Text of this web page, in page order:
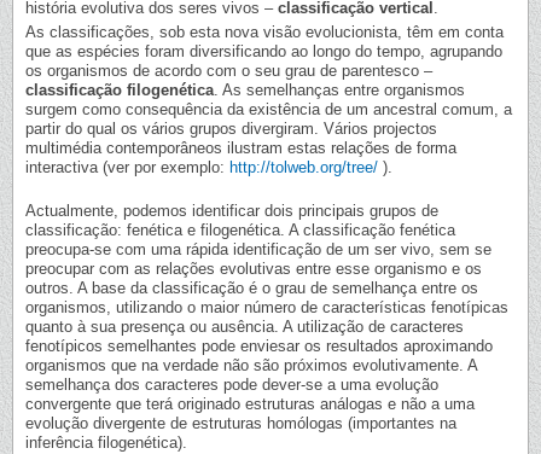
história evolutiva dos seres vivos – classificação vertical .
As classificações, sob esta nova visão evolucionista, têm em conta
que as espécies foram diversificando ao longo do tempo, agrupando
os organismos de acordo com o seu grau de parentesco –
classificação filogenética. As semelhanças entre organismos
surgem como consequência da existência de um ancestral comum, a
partir do qual os vários grupos divergiram. Vários projectos
multimédia contemporâneos ilustram estas relações de forma
interactiva (ver por exemplo: http://tolweb.org/tree/ ).
Actualmente, podemos identificar dois principais grupos de
classificação: fenética e filogenética. A classificação fenética
preocupa-se com uma rápida identificação de um ser vivo, sem se
preocupar com as relações evolutivas entre esse organismo e os
outros. A base da classificação é o grau de semelhança entre os
organismos, utilizando o maior número de características fenotípicas
quanto à sua presença ou ausência. A utilização de caracteres
fenotípicos semelhantes pode enviesar os resultados aproximando
organismos que na verdade não são próximos evolutivamente. A
semelhança dos caracteres pode dever-se a uma evolução
convergente que terá originado estruturas análogas e não a uma
evolução divergente de estruturas homólogas (importantes na
inferência filogenética).